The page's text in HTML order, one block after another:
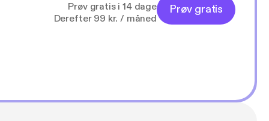
Prøv gratis i 14 dage
Derefter 99 kr. / måned
Prøv gratis